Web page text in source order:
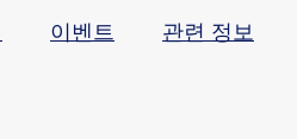
이벤트 관련 정보